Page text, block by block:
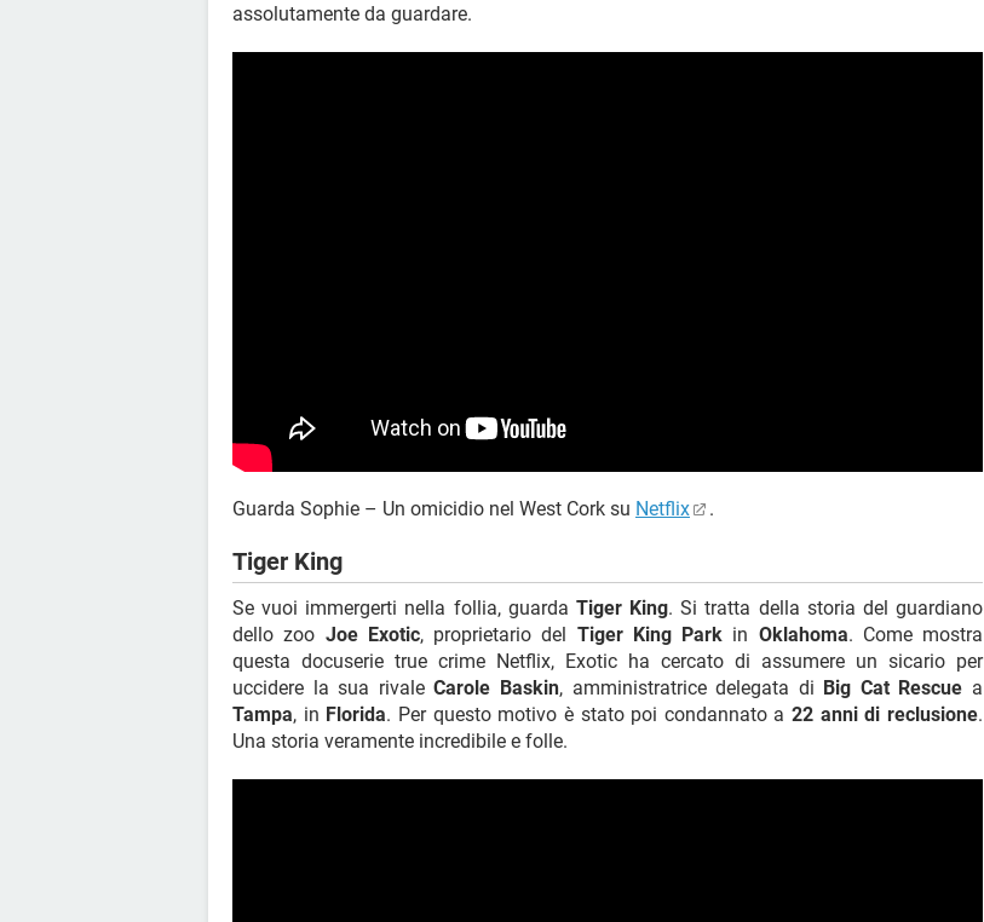
assolutamente da guardare.
Guarda Sophie – Un omicidio nel West Cork su Netflix .
Tiger King
Se vuoi immergerti nella follia, guarda Tiger King. Si tratta della storia del guardiano
dello zoo Joe Exotic, proprietario del Tiger King Park in Oklahoma. Come mostra
questa docuserie true crime Netflix, Exotic ha cercato di assumere un sicario per
uccidere la sua rivaleCarole Baskin, amministratrice delegata di Big Cat Rescue a
Tampa, in Florida. Per questo motivo è stato poi condannato a22 anni di reclusione.
Una storia veramente incredibile e folle.